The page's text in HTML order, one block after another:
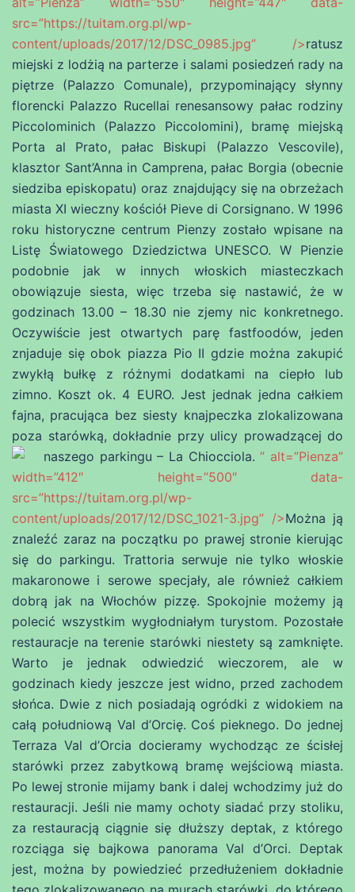
src=”https://tuitam.org.pl/wp-
content/uploads/2017/12/DSC_0985.jpg” />ratusz
miejski z lodżią na parterze i salami posiedzeń rady na
piętrze (Palazzo Comunale), przypominający słynny
florencki Palazzo Rucellai renesansowy pałac rodziny
Piccolominich (Palazzo Piccolomini), bramę miejską
Porta al Prato, pałac Biskupi (Palazzo Vescovile),
klasztor Sant’Anna in Camprena, pałac Borgia (obecnie
siedziba episkopatu) oraz znajdujący się na obrzeżach
miasta XI wieczny kościół Pieve di Corsignano. W 1996
roku historyczne centrum Pienzy zostało wpisane na
Listę Światowego Dziedzictwa UNESCO. W Pienzie
podobnie jak w innych włoskich miasteczkach
obowiązuje siesta, więc trzeba się nastawić, że w
godzinach 13.00 – 18.30 nie zjemy nic konkretnego.
Oczywiście jest otwartych parę fastfoodów, jeden
znjaduje się obok piazza Pio II gdzie można zakupić
zwykłą bułkę z różnymi dodatkami na ciepło lub
zimno. Koszt ok. 4 EURO. Jest jednak jedna całkiem
fajna, pracująca bez siesty knajpeczka zlokalizowana
poza starówką, dokładnie przy ulicy prowadzącej do
naszego parkingu – La Chiocciola.” alt=”Pienza”
width=”412″ height=”500″ data-
src=”https://tuitam.org.pl/wp-
content/uploads/2017/12/DSC_1021-3.jpg” />Można ją
znaleźć zaraz na początku po prawej stronie kierując
się do parkingu. Trattoria serwuje nie tylko włoskie
makaronowe i serowe specjały, ale również całkiem
dobrą jak na Włochów pizzę. Spokojnie możemy ją
polecić wszystkim wygłodniałym turystom. Pozostałe
restauracje na terenie starówki niestety są zamknięte.
Warto je jednak odwiedzić wieczorem, ale w
godzinach kiedy jeszcze jest widno, przed zachodem
słońca. Dwie z nich posiadają ogródki z widokiem na
całą południową Val d’Orcię. Coś pieknego. Do jednej
Terraza Val d’Orcia docieramy wychodząc ze ścisłej
starówki przez zabytkową bramę wejściową miasta.
Po lewej stronie mijamy bank i dalej wchodzimy już do
restauracji. Jeśli nie mamy ochoty siadać przy stoliku,
za restauracją ciągnie się dłuższy deptak, z którego
rozciąga się bajkowa panorama Val d’Orci. Deptak
jest, można by powiedzieć przedłużeniem dokładnie